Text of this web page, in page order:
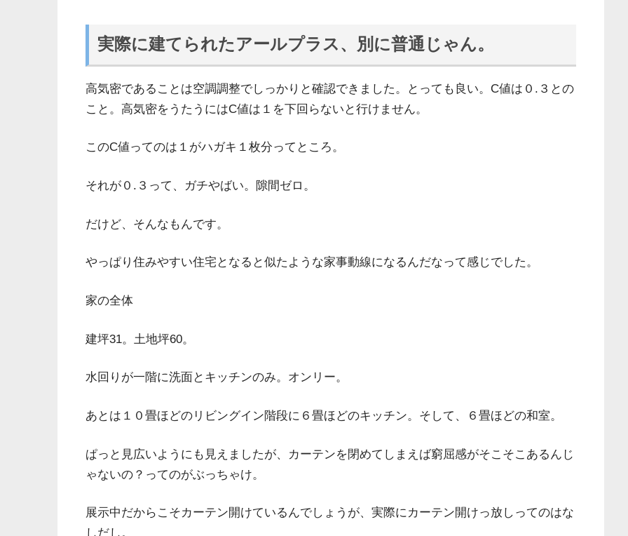
実際に建てられたアールプラス、別に普通じゃん。
高気密であることは空調調整でしっかりと確認できました。とっても良い。C値は０.３との
こと。高気密をうたうにはC値は１を下回らないと行けません。
このC値ってのは１がハガキ１枚分ってところ。
それが０.３って、ガチやばい。隙間ゼロ。
だけど、そんなもんです。
やっぱり住みやすい住宅となると似たような家事動線になるんだなって感じでした。
家の全体
建坪31。土地坪60。
水回りが一階に洗面とキッチンのみ。オンリー。
あとは１０畳ほどのリビングイン階段に６畳ほどのキッチン。そして、６畳ほどの和室。
ぱっと見広いようにも見えましたが、カーテンを閉めてしまえば窮屈感がそこそこあるんじ
ゃないの？ってのがぶっちゃけ。
展示中だからこそカーテン開けているんでしょうが、実際にカーテン開けっ放しってのはな
しだし。